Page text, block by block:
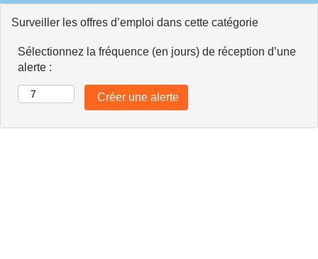
Surveiller les offres d’emploi dans cette catégorie
Sélectionnez la fréquence (en jours) de réception d’une
alerte :